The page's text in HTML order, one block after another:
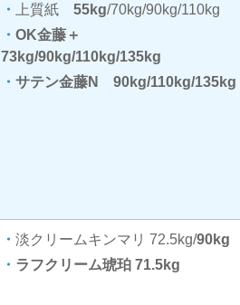
上質紙 55kg/70kg/90kg/110kg
OK金藤＋
73kg/90kg/110kg/135kg
サテン金藤N 90kg/110kg/135kg
淡クリームキンマリ 72.5kg/90kg
ラフクリーム琥珀 71.5kg